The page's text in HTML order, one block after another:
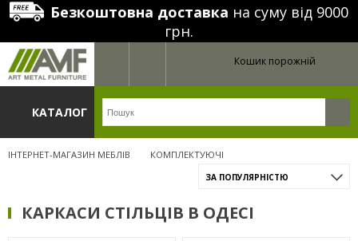
Безкоштовна доставка на суму від 9000
грн.
Кошик порожній
КАТАЛОГ
ІНТЕРНЕТ-МАГАЗИН МЕБЛІВ КОМПЛЕКТУЮЧІ
ЗА ПОПУЛЯРНІСТЮ
КАРКАСИ СТІЛЬЦІВ В ОДЕСІ